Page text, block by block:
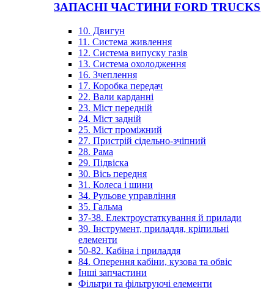
ЗАПАСНІ ЧАСТИНИ FORD TRUCKS
10. Двигун
11. Система живлення
12. Система випуску газів
13. Система охолодження
16. Зчеплення
17. Коробка передач
22. Вали карданні
23. Міст передній
24. Міст задній
25. Міст проміжний
27. Пристрій сідельно-зчіпний
28. Рама
29. Підвіска
30. Вісь передня
31. Колеса і шини
34. Рульове управління
35. Гальма
37-38. Електроустаткування й прилади
39. Інструмент, приладдя, кріпильні
елементи
50-82. Кабіна і приладдя
84. Оперення кабіни, кузова та обвіс
Інші запчастини
Фільтри та фільтруючі елементи